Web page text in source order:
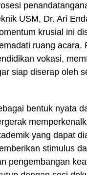
USM, Dr. Ari
krusial ini
ruang acara.
vokasi,
siap diserap oleh
bentuk nyata
yang dapat
stimulus
pengembangan